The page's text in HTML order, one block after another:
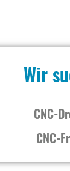
Wir
CNC-
CNC-